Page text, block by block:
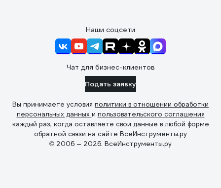
Наши соцсети
Чат для бизнес-клиентов
Подать заявку
Вы принимаете условия политики в отношении обработки
персональных данных и пользовательского соглашения
каждый раз, когда оставляете свои данные в любой форме
обратной связи на сайте ВсеИнструменты.ру
© 2006 — 2026. ВсеИнструменты.ру